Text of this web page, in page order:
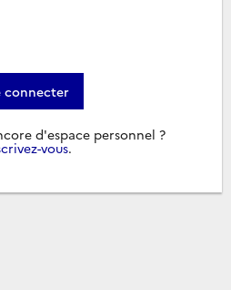
connecter
d'espace personnel ?
vous.